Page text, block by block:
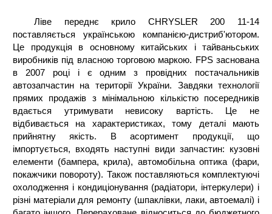
Ліве переднє крило CHRYSLER 200 11-14
поставляється українською компанією-дистриб'ютором.
Це продукція в основному китайських і тайваньських
виробників під власною торговою маркою. FPS заснована
в 2007 році і є одним з провідних постачальників
автозапчастин на території України. Завдяки технології
прямих продажів з мінімальною кількістю посередників
вдається утримувати невисоку вартість. Це не
відбивається на характеристиках, тому деталі мають
прийнятну якість. В асортимент продукції, що
імпортується, входять наступні види запчастин: кузовні
елементи (бампера, крила), автомобільна оптика (фари,
покажчики повороту). Також поставляються комплектуючі
охолодження і кондиціонування (радіатори, інтеркулери) і
різні матеріали для ремонту (шпаклівки, лаки, автоемалі) і